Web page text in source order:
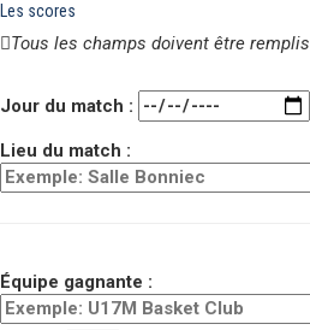
Les scores
Tous les champs doivent être remplis
Jour du match :
Lieu du match :
Équipe gagnante :